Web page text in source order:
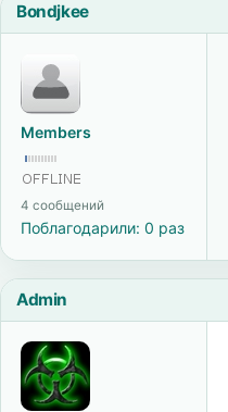
Bondjkee
Members
4 сообщений
Поблагодарили: 0 раз
Admin